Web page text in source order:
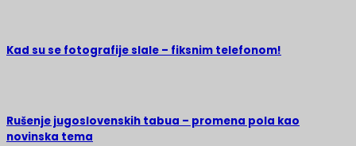
Kad su se fotografije slale – fiksnim telefonom!
Rušenje jugoslovenskih tabua – promena pola kao
novinska tema